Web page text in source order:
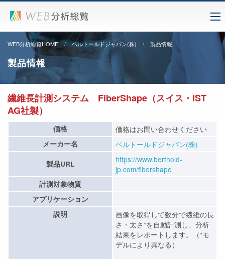
WEB分析総覧HOME ベルトールドジャパン(株) 製品情報
製品情報
繊維長計測システム FiberShape（スイス・IST
AG社製）
価格 価格はお問い合わせください
メーカー名 ベルトールドジャパン(株)
製品URL
https://www.berthold-
jp.com/fibershape
計測対象物質
アプリケーション
説明
画像を取得して数分で繊維の長
さ・太さ*を自動計測し、分析
結果をレポートします。（*モ
デルにより異なる）